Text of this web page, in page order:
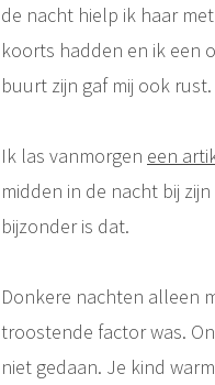
de nacht hielp ik haar
koorts hadden en ik een
buurt zijn gaf mij ook rust.
Ik las vanmorgen een
midden in de nacht bij
bijzonder is dat.
Donkere nachten alleen
troostende factor was.
niet gedaan. Je kind